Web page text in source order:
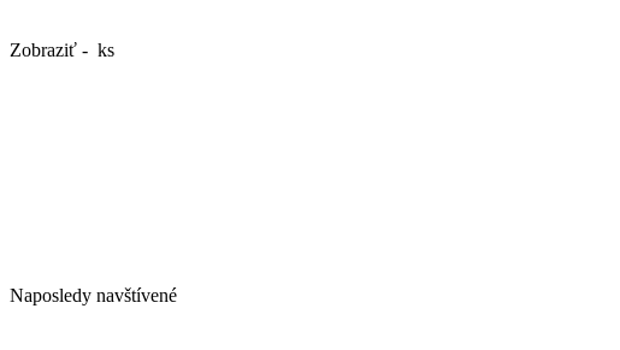
Zobraziť - ks
Naposledy navštívené